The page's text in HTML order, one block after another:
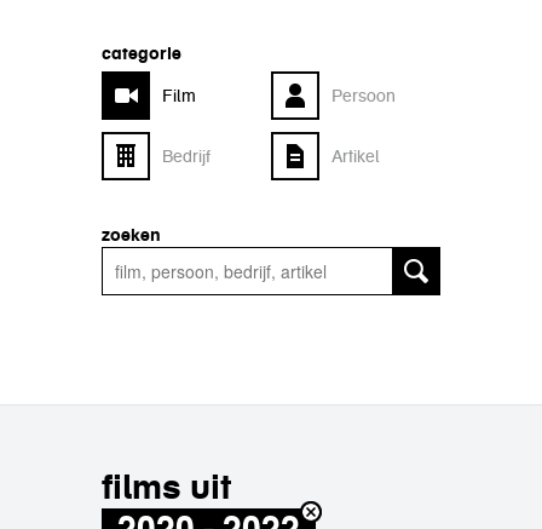
categorie
Film
Persoon
Bedrijf Artikel
zoeken
films uit